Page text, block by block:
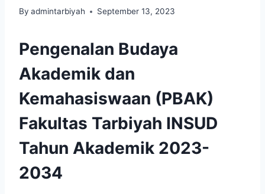
By admintarbiyah September 13, 2023
Pengenalan Budaya
Akademik dan
Kemahasiswaan (PBAK)
Fakultas Tarbiyah INSUD
Tahun Akademik 2023-
2034